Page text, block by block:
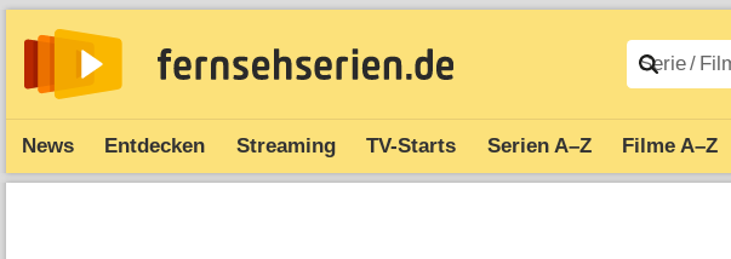
News Entdecken Streaming TV-Starts Serien A–Z Filme A–Z